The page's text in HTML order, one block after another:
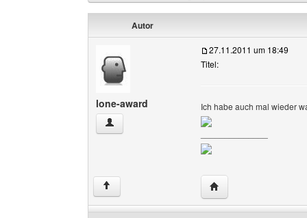
Autor
lone-award
lone-award Benutzer-Profile anzeigen
27.11.2011 um 18:49
Titel:
Ich habe auch mal wieder
↑ Website dieses